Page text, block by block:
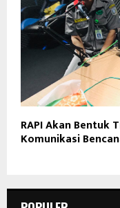
RAPI Akan Bentuk
Komunikasi